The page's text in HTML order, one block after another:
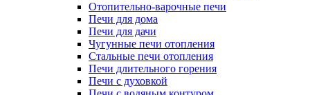
Отопительно-варочные печи
Печи для дома
Печи для дачи
Чугунные печи отопления
Стальные печи отопления
Печи длительного горения
Печи с духовкой